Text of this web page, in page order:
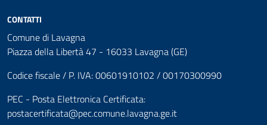
CONTATTI
Comune di Lavagna
Piazza della Libertà 47 - 16033 Lavagna (GE)
Codice fiscale / P. IVA: 00601910102 / 00170300990
PEC - Posta Elettronica Certificata:
postacertificata@pec.comune.lavagna.ge.it